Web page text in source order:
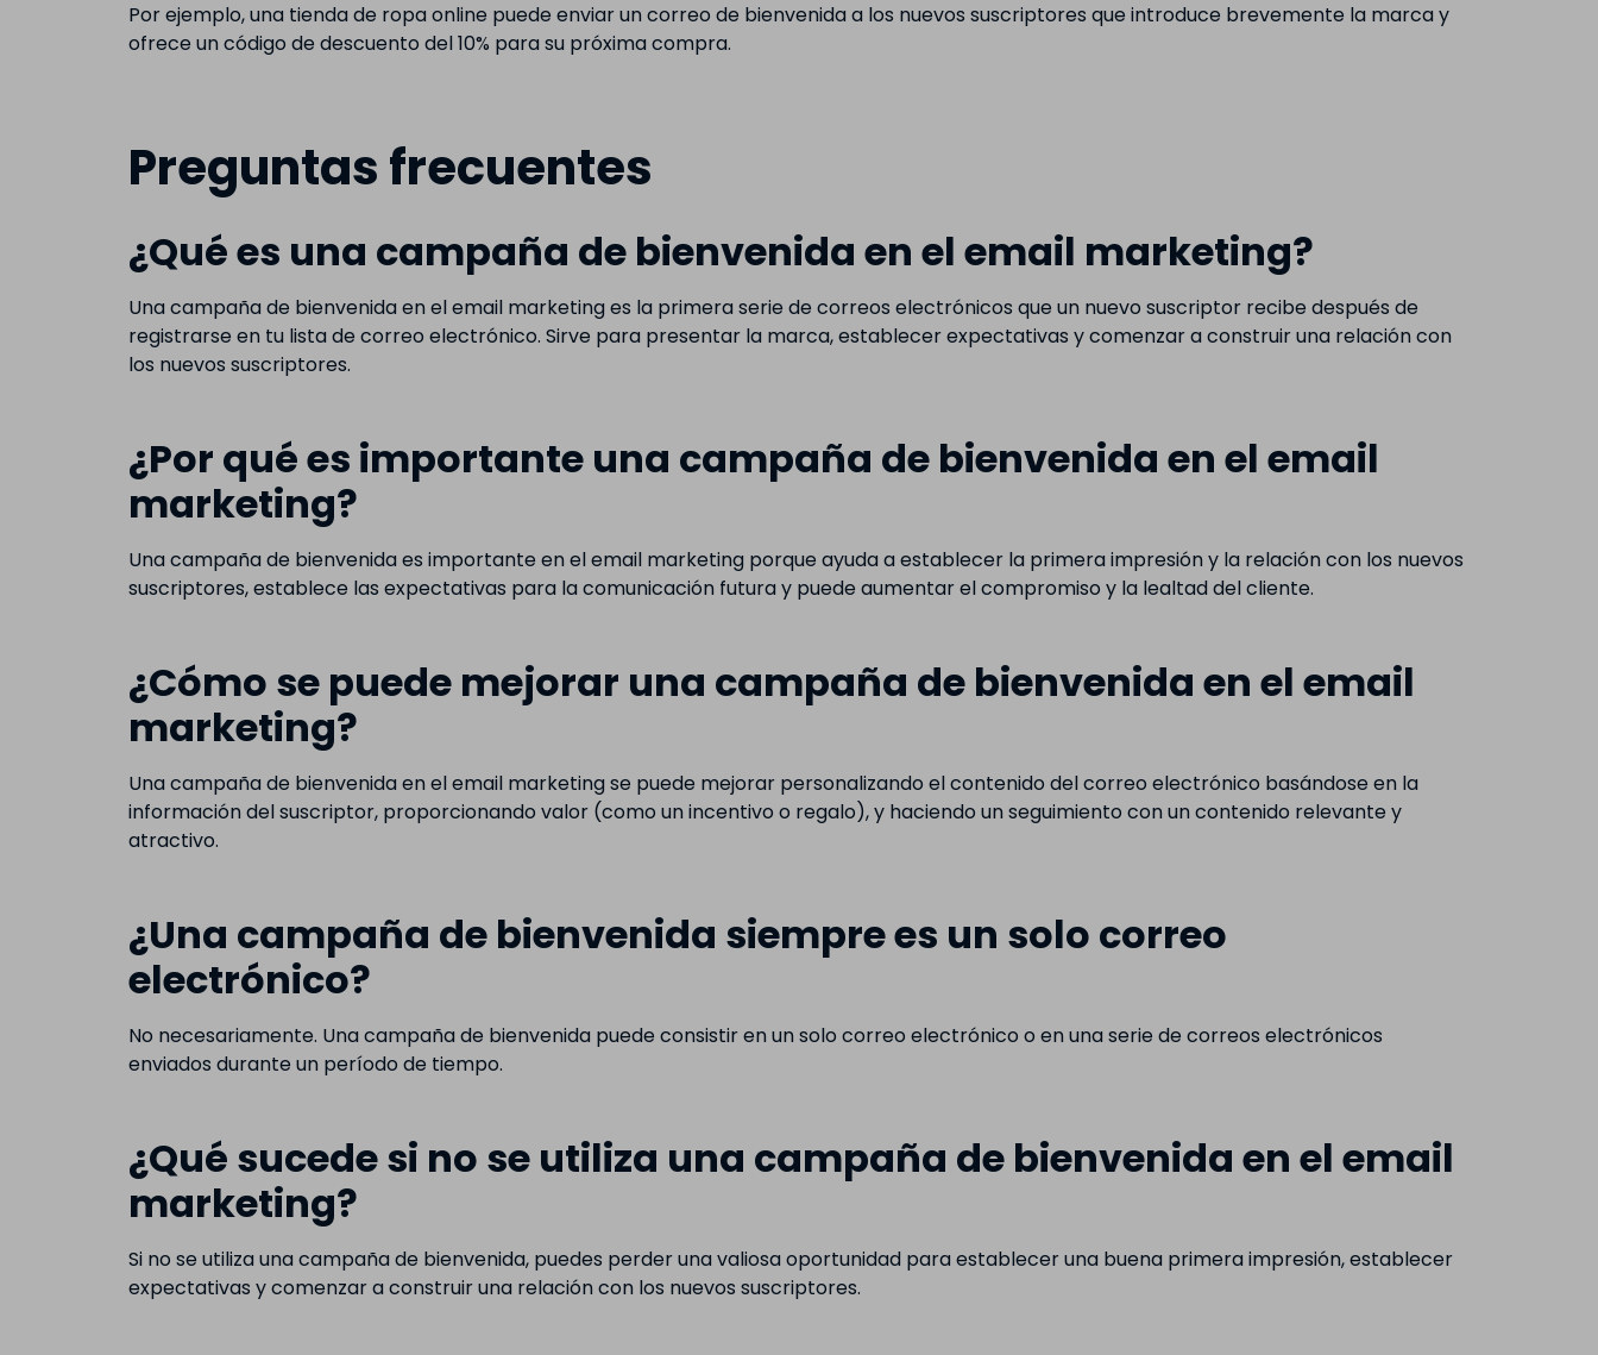
Por ejemplo, una tienda de ropa online puede enviar un correo de bienvenida a los nuevos suscriptores que introduce brevemente la marca y
ofrece un código de descuento del 10% para su próxima compra.
Preguntas frecuentes
¿Qué es una campaña de bienvenida en el email marketing?
Una campaña de bienvenida en el email marketing es la primera serie de correos electrónicos que un nuevo suscriptor recibe después de
registrarse en tu lista de correo electrónico. Sirve para presentar la marca, establecer expectativas y comenzar a construir una relación con
los nuevos suscriptores.
¿Por qué es importante una campaña de bienvenida en el email
marketing?
Una campaña de bienvenida es importante en el email marketing porque ayuda a establecer la primera impresión y la relación con los nuevos
suscriptores, establece las expectativas para la comunicación futura y puede aumentar el compromiso y la lealtad del cliente.
¿Cómo se puede mejorar una campaña de bienvenida en el email
marketing?
Una campaña de bienvenida en el email marketing se puede mejorar personalizando el contenido del correo electrónico basándose en la
información del suscriptor, proporcionando valor (como un incentivo o regalo), y haciendo un seguimiento con un contenido relevante y
atractivo.
¿Una campaña de bienvenida siempre es un solo correo
electrónico?
No necesariamente. Una campaña de bienvenida puede consistir en un solo correo electrónico o en una serie de correos electrónicos
enviados durante un período de tiempo.
¿Qué sucede si no se utiliza una campaña de bienvenida en el email
marketing?
Si no se utiliza una campaña de bienvenida, puedes perder una valiosa oportunidad para establecer una buena primera impresión, establecer
expectativas y comenzar a construir una relación con los nuevos suscriptores.